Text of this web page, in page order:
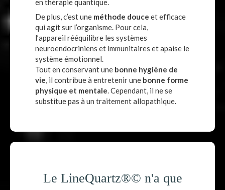
en thérapie quantique.
De plus, c’est une méthode douce et efficace
qui agit sur l’organisme. Pour cela,
l’appareil rééquilibre les systèmes
neuroendocriniens et immunitaires et apaise le
système émotionnel.
Tout en conservant une bonne hygiène de
vie, il contribue à entretenir une bonne forme
physique et mentale. Cependant, il ne se
substitue pas à un traitement allopathique.
Le LineQuartz®© n'a que